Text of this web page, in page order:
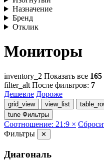
Назначение
Бренд
Отклик
Мониторы
inventory_2 Показать все 165
filter_alt После фильтров: 7
Дешевле Дороже
grid_view view_list
tune Фильтры
Соотношение: 21:9 ×
Фильтры
✕
Диагональ